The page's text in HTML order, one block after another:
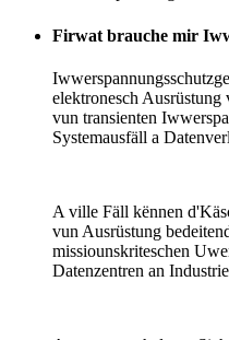
Firwat brauche mir
elektronesch
vun transienten
Systemausfäll a
A ville Fäll kënnen
vun Ausrüstung
missiounskriteschen
Datenzentren an